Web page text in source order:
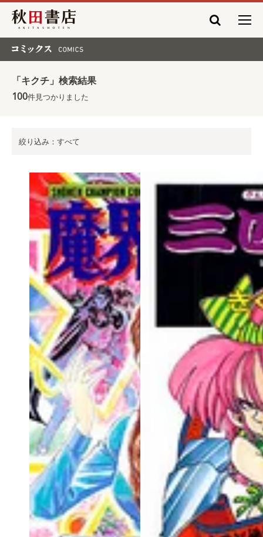
秋田書店
「キクチ」検索結果
100件見つかりました
絞り込み：すべて